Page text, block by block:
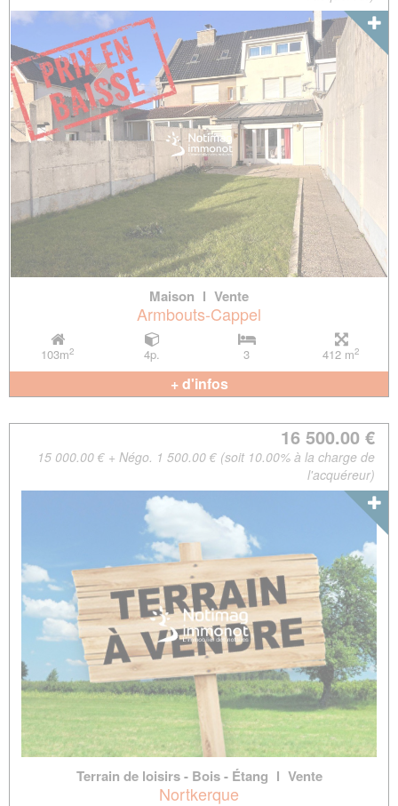
Maison l Vente
Armbouts-Cappel
103m2 4p. 3 412 m2
+ d'infos
16 500.00 €
15 000.00 € + Négo. 1 500.00 € (soit 10.00% à la charge de
l'acquéreur)
Terrain de loisirs - Bois - Étang l Vente
Nortkerque